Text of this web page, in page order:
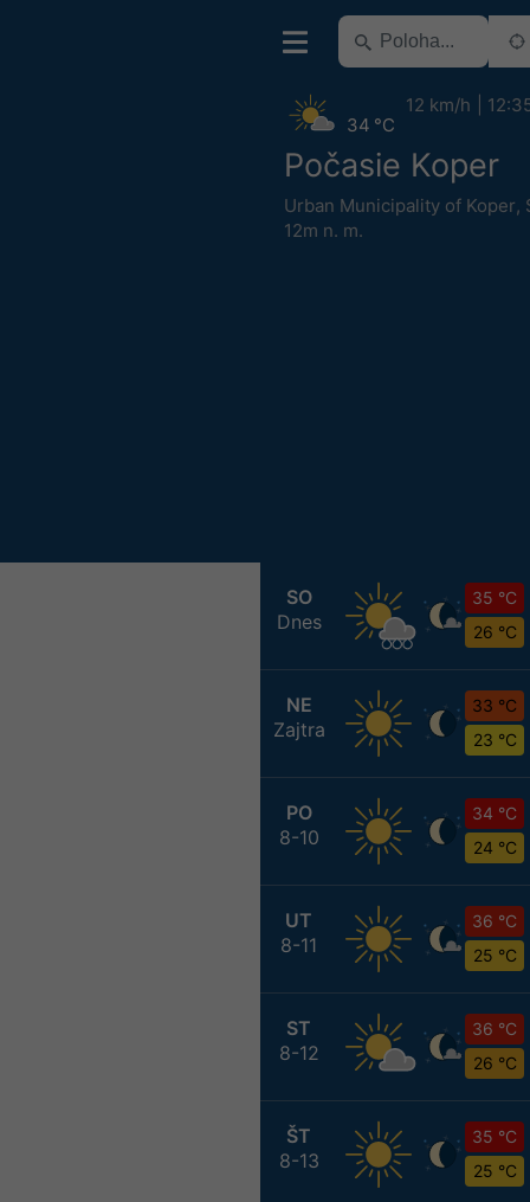
Počasie Koper
Urban Municipality of Koper,
12m n. m.
34 °C
12 km/h
SO
Dnes
35 °C
26 °C
NE
Zajtra
33 °C
23 °C
PO
8-10
34 °C
24 °C
UT
8-11
36 °C
25 °C
ST
8-12
36 °C
26 °C
ŠT
8-13
35 °C
25 °C